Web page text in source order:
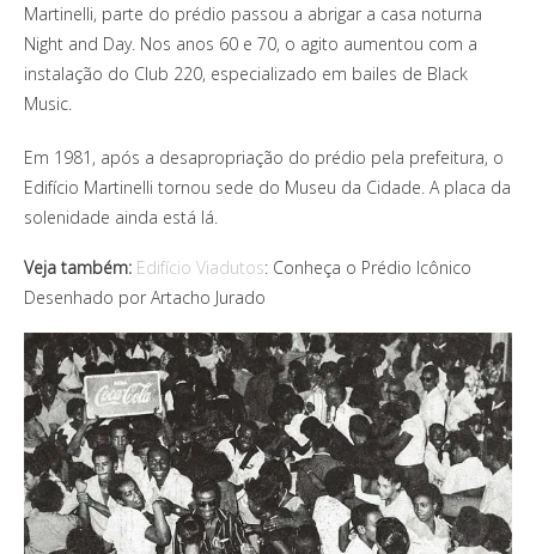
Martinelli, parte do prédio passou a abrigar a casa noturna
Night and Day. Nos anos 60 e 70, o agito aumentou com a
instalação do Club 220, especializado em bailes de Black
Music.
Em 1981, após a desapropriação do prédio pela prefeitura, o
Edifício Martinelli tornou sede do Museu da Cidade. A placa da
solenidade ainda está lá.
Veja também: Edifício Viadutos: Conheça o Prédio Icônico
Desenhado por Artacho Jurado